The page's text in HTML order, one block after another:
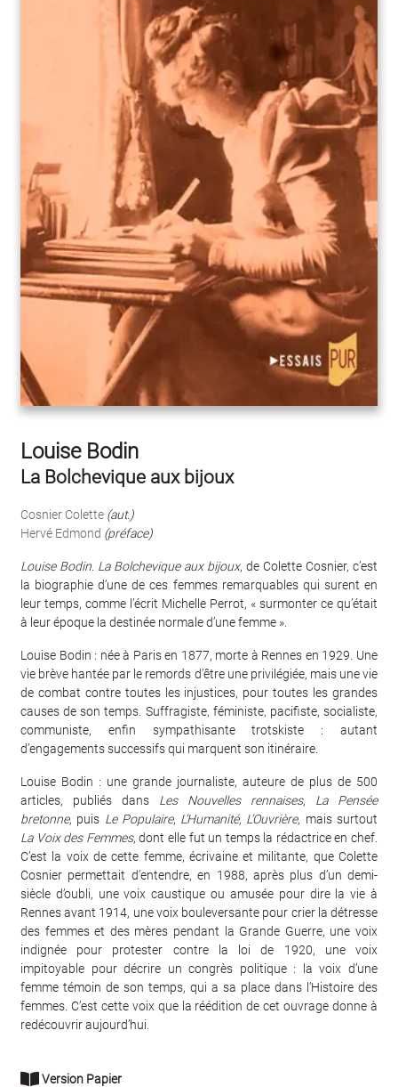
Louise Bodin
La Bolchevique aux bijoux
Cosnier Colette (aut.)
Hervé Edmond (préface)
Louise Bodin La Bolchevique aux bijoux, de Colette Cosnier, c’est
la biographie d’une de ces femmes remarquables qui surent en
leur temps, comme l’écrit Michelle Perrot, « surmonter ce qu’était
à leur époque la destinée normale d’une femme ».
Louise Bodin : née à Paris en 1877, morte à Rennes en 1929. Une
vie brève hantée par le remords d’être une privilégiée, mais une vie
de combat contre toutes les injustices, pour toutes les grandes
causes de son temps. Suffragiste, féministe, pacifiste, socialiste,
communiste, enfin sympathisante trotskiste : autant
d’engagements successifs qui marquent son itinéraire.
Louise Bodin : une grande journaliste, auteure de plus de 500
articles, publiés dans Les Nouvelles rennaises, La Pensée
bretonne, puis Le Populaire, L’Humanité, L’Ouvrière, mais surtout
La Voix des Femmes, dont elle fut un temps la rédactrice en chef.
C’est la voix de cette femme, écrivaine et militante, que Colette
Cosnier permettait d’entendre, en 1988, après plus d’un demi-
siècle d’oubli, une voix caustique ou amusée pour dire la vie à
Rennes avant 1914, une voix bouleversante pour crier la détresse
des femmes et des mères pendant la Grande Guerre, une voix
indignée pour protester contre la loi de 1920, une voix
impitoyable pour décrire un congrès politique : la voix d’une
femme témoin de son temps, qui a sa place dans l’Histoire des
femmes. C’est cette voix que la réédition de cet ouvrage donne à
redécouvrir aujourd’hui.
Version Papier